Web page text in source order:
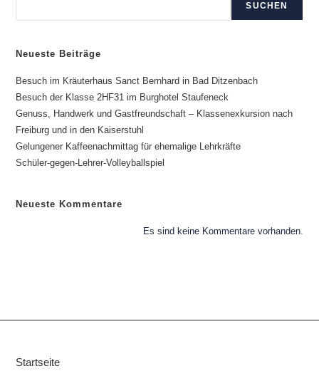
SUCHEN
Neueste Beiträge
Besuch im Kräuterhaus Sanct Bernhard in Bad Ditzenbach
Besuch der Klasse 2HF31 im Burghotel Staufeneck
Genuss, Handwerk und Gastfreundschaft – Klassenexkursion nach
Freiburg und in den Kaiserstuhl
Gelungener Kaffeenachmittag für ehemalige Lehrkräfte
Schüler-gegen-Lehrer-Volleyballspiel
Neueste Kommentare
Es sind keine Kommentare vorhanden.
Startseite